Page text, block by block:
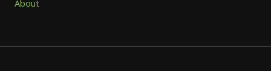
About